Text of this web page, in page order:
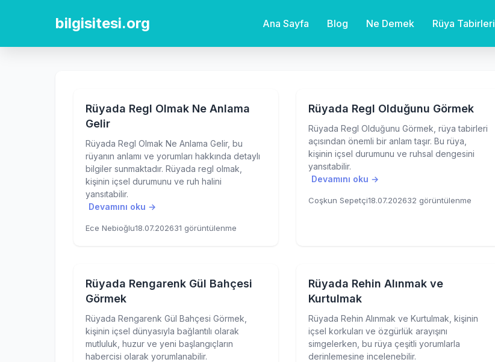
bilgisitesi.org Ana Sayfa Blog Ne Demek Rüya Tabirleri
Rüyada Regl Olmak Ne Anlama
Gelir
Rüyada Regl Olmak Ne Anlama Gelir, bu
rüyanın anlamı ve yorumları hakkında detaylı
bilgiler sunmaktadır. Rüyada regl olmak,
kişinin içsel durumunu ve ruh halini
yansıtabilir.
Devamını oku →
Ece Nebioğlu18.07.202631 görüntülenme
Rüyada Regl Olduğunu Görmek
Rüyada Regl Olduğunu Görmek, rüya tabirleri
açısından önemli bir anlam taşır. Bu rüya,
kişinin içsel durumunu ve ruhsal dengesini
yansıtabilir.
Devamını oku →
Coşkun Sepetçi18.07.202632 görüntülenme
Rüyada Rengarenk Gül Bahçesi
Görmek
Rüyada Rengarenk Gül Bahçesi Görmek,
kişinin içsel dünyasıyla bağlantılı olarak
mutluluk, huzur ve yeni başlangıçların
habercisi olarak yorumlanabilir.
Rüyada Rehin Alınmak ve
Kurtulmak
Rüyada Rehin Alınmak ve Kurtulmak, kişinin
içsel korkuları ve özgürlük arayışını
simgelerken, bu rüya çeşitli yorumlarla
derinlemesine incelenebilir.